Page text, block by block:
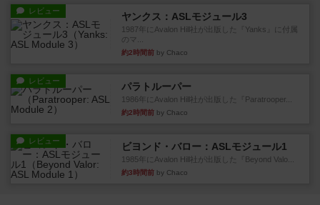
レビュー ヤンクス：ASLモジュール3
1987年にAvalon Hill社が出版した『Yanks』に付属
のマ...
約2時間前 by Chaco
レビュー パラトルーパー
1986年にAvalon Hill社が出版した『Paratrooper...
約2時間前 by Chaco
レビュー ビヨンド・バロー：ASLモジュール1
1985年にAvalon Hill社が出版した『Beyond Valo...
約3時間前 by Chaco